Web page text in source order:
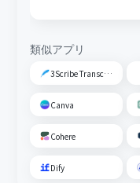
類似アプリ
3Scribe Transcription
Canva
Cohere
Dify